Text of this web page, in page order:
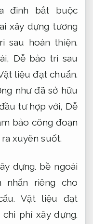
đình bắt buộc
xây dựng tương
sau hoàn thiện.
Dễ bảo trì sau
liệu đạt chuẩn.
như đã sở hữu
tư hợp với, Dễ
bảo công đoạn
xuyên suốt.
dựng. bề ngoài
nhấn riêng cho
Vật liệu đạt
phí xây dựng.